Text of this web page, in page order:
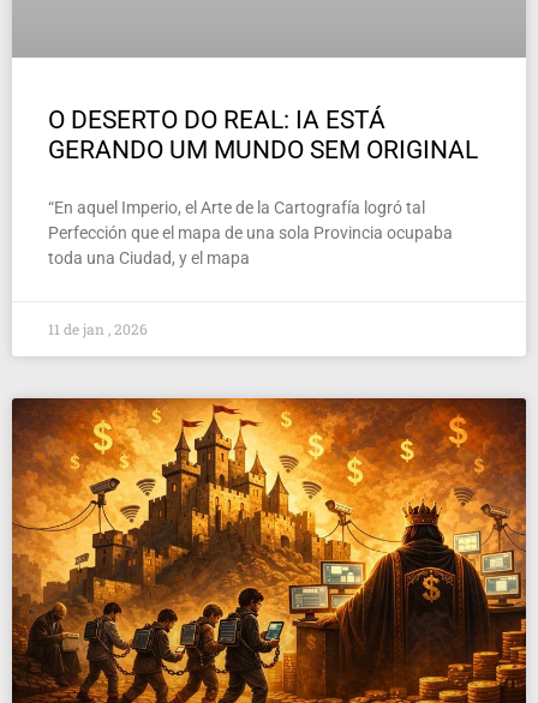
O DESERTO DO REAL: IA ESTÁ
GERANDO UM MUNDO SEM ORIGINAL
“En aquel Imperio, el Arte de la Cartografía logró tal
Perfección que el mapa de una sola Provincia ocupaba
toda una Ciudad, y el mapa
11 de jan , 2026